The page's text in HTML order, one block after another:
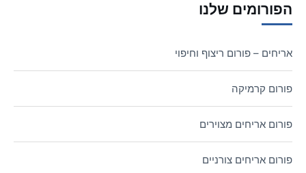
הפורומים שלנו
אריחים – פורום ריצוף וחיפוי
פורום קרמיקה
פורום אריחים מצוירים
פורום אריחים צורניים